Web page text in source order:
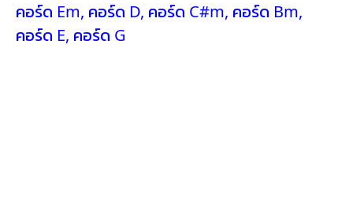
คอร์ด Em, คอร์ด D, คอร์ด C#m, คอร์ด Bm,
คอร์ด E, คอร์ด G